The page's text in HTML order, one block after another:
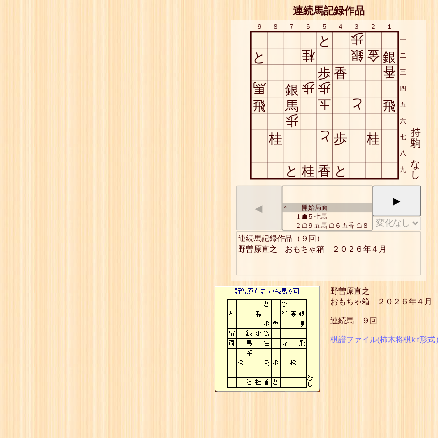
連続馬記録作品
９
一
８
二
７
三
６
四
５
五
４
六
３
七
２
八
１
九
と 歩
と 桂 銀 金 銀
歩 香
香
馬
銀 歩 歩
飛 馬 玉 と 飛
歩
桂
と 歩 桂
と 桂 香 と し
な
駒
持
◀ * 開始局面
1 ☗５七馬
2 ☖９五馬 ☖６五香 ☖８
五歩 ☖６五銀 ☖６五金
3 ☗３五馬
4 ☖５九馬 ☖５六香 ☖５
6☖１五馬
7☗２二馬
8☖３三馬 ☖３三香 ☖３
三銀打
9☗同 馬
10☖同 銀
12☖４四玉
14
☖同 銀
17☗５二と
▶
連続馬記録作品（９回）
野曽原直之　おもちゃ箱　２０２６年４月
野曽原直之
おもちゃ箱 ２０２６年４月
連続馬 ９回
棋譜ファイル(柿木将棋kif形式